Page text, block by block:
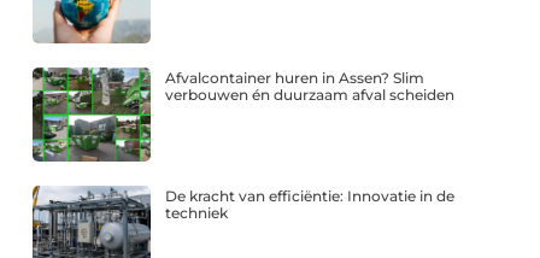
Afvalcontainer huren in Assen? Slim
verbouwen én duurzaam afval scheiden
De kracht van efficiëntie: Innovatie in de
techniek